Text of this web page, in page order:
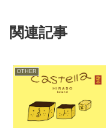
関連記事
OTHER